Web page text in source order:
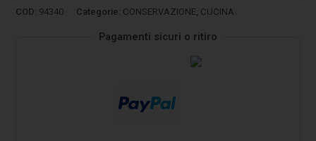
COD: 94340 Categorie: CONSERVAZIONE CUCINA
Pagamenti sicuri o ritiro